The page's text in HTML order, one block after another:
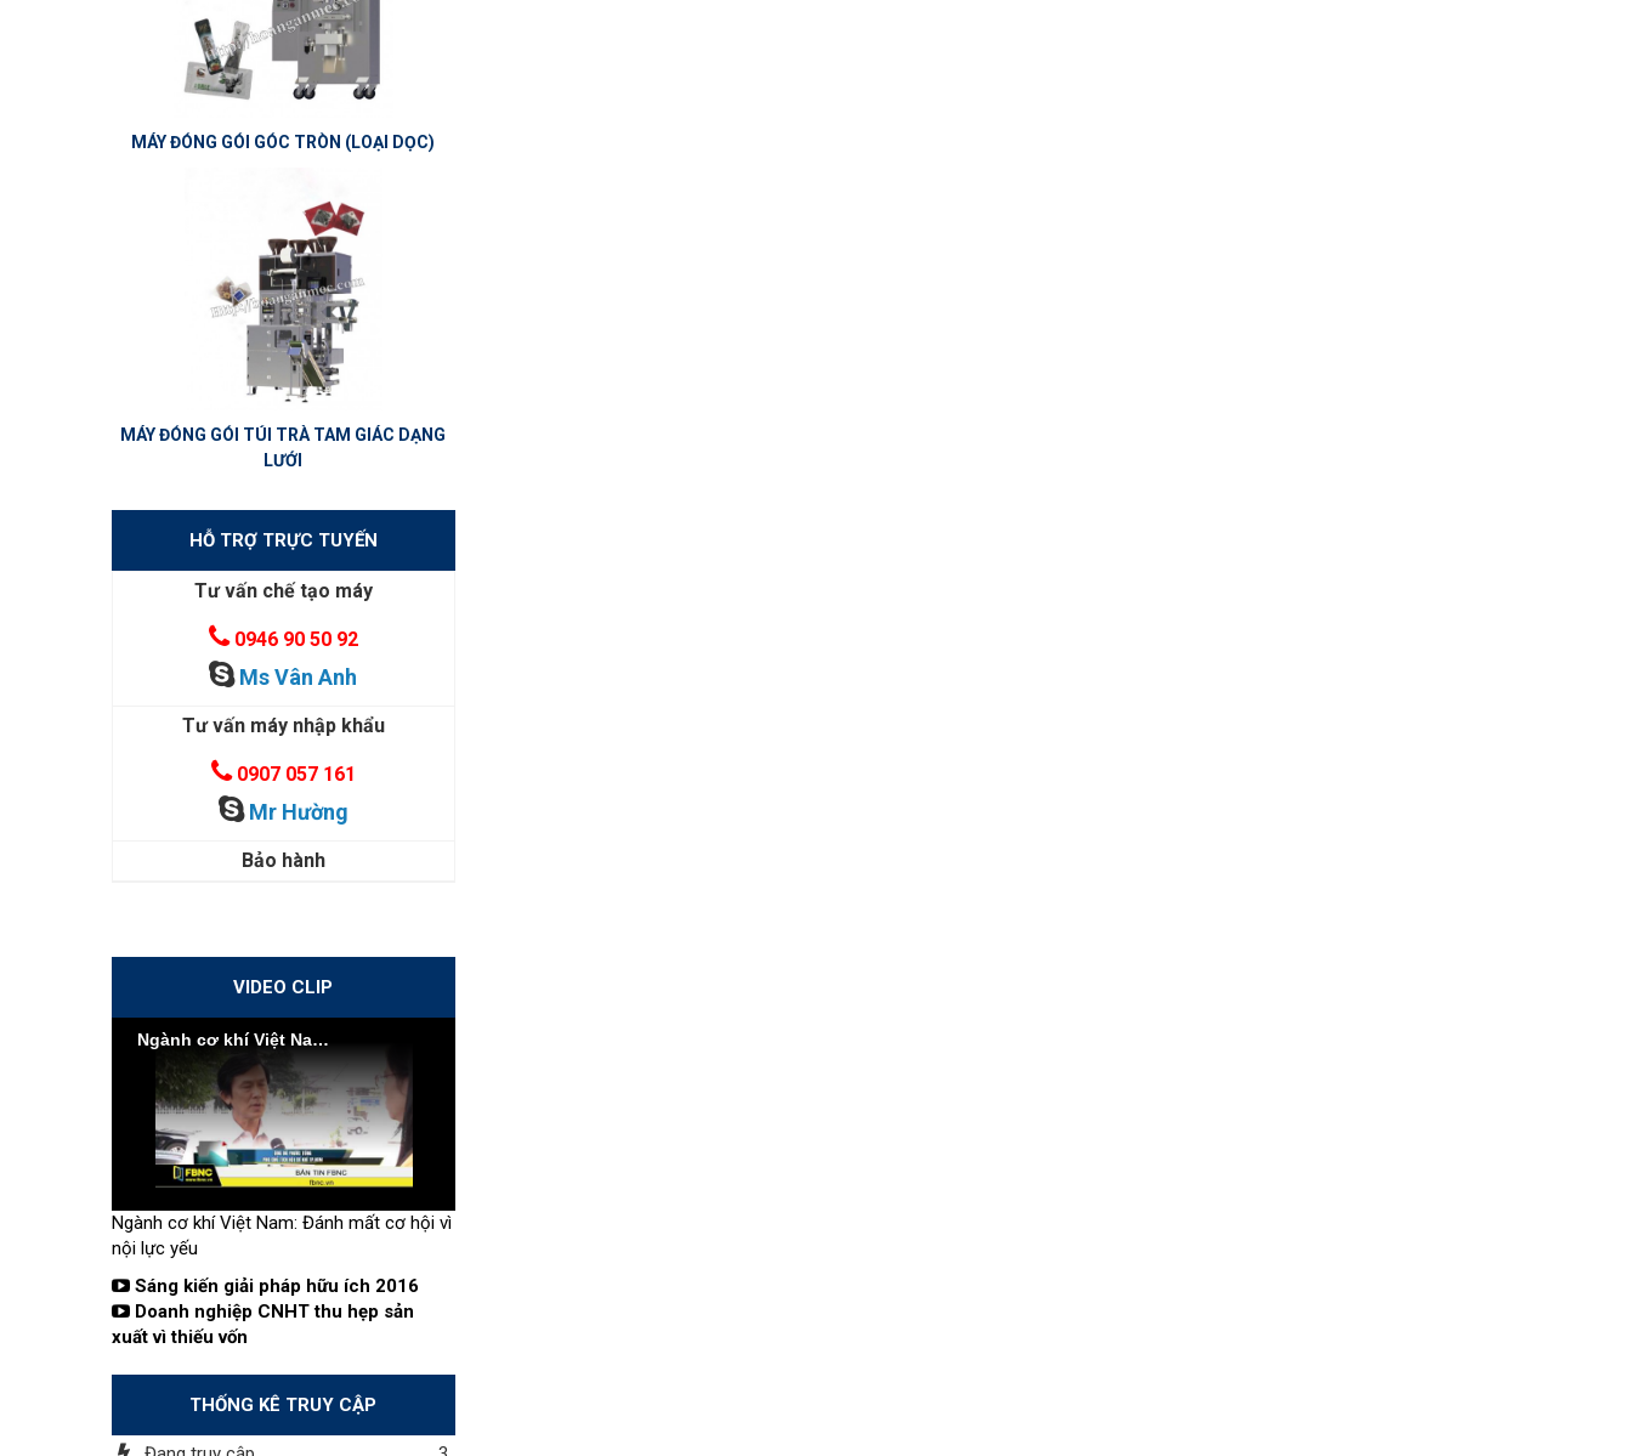
MÁY ĐÓNG GÓI GÓC TRÒN (LOẠI DỌC)
MÁY ĐÓNG GÓI TÚI TRÀ TAM GIÁC DẠNG
LƯỚI
HỖ TRỢ TRỰC TUYẾN
Tư vấn chế tạo máy
0946 90 50 92
Ms Vân Anh
Tư vấn máy nhập khẩu
0907 057 161
Mr Hường
Bảo hành
VIDEO CLIP
Ngành cơ khí Việt Nam: Đánh mất cơ hội vì nội lực yếu
Ngành cơ khí Việt Nam: Đánh mất cơ hội vì
nội lực yếu
Sáng kiến giải pháp hữu ích 2016
Doanh nghiệp CNHT thu hẹp sản
xuất vì thiếu vốn
THỐNG KÊ TRUY CẬP